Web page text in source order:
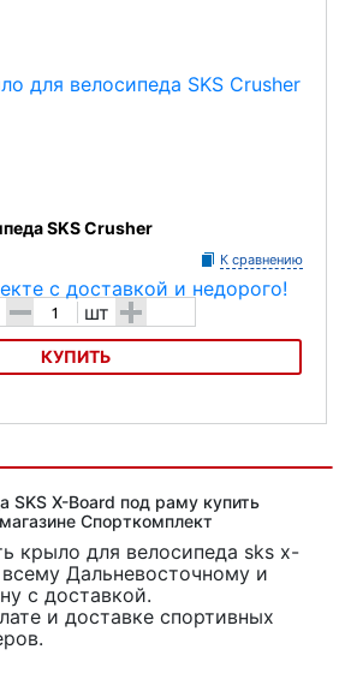
SKS Crusher
К сравнению
- шт +
КУПИТЬ
SKS X-Board под раму купить
Спорткомплект
крыло для велосипеда sks x-
Дальневосточному и
с доставкой.
и доставке спортивных